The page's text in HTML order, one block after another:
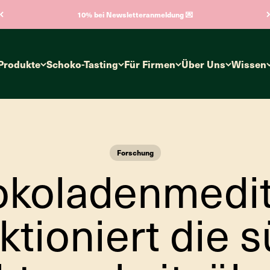
10% bei Newsletteranmeldung 💌
Schoko-Tasting Für Firmen Über Uns Wissen
Forschung
die